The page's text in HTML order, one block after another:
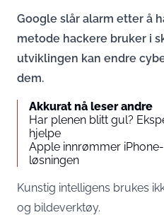
Google slår alarm etter å
metode hackere bruker i
utviklingen kan endre
dem.
Akkurat nå leser andre
Har plenen blitt gul?
hjelpe
Apple innrømmer
løsningen
Kunstig intelligens brukes
og bildeverktøy.